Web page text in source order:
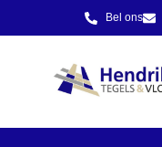
Bel ons